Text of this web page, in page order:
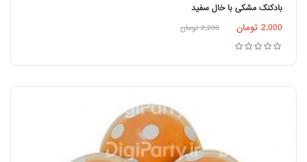
افزودن به سبد خرید
بادکنک مشکی با خال سفید
2,000 تومان 2,200 تومان